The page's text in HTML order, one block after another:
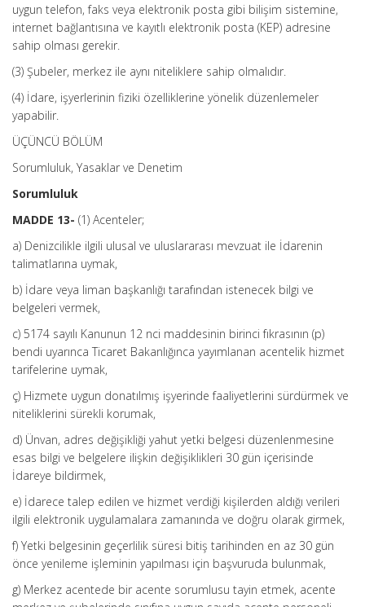
uygun telefon, faks veya elektronik posta gibi bilişim sistemine,
internet bağlantısına ve kayıtlı elektronik posta (KEP) adresine
sahip olması gerekir.
(3) Şubeler, merkez ile aynı niteliklere sahip olmalıdır.
(4) İdare, işyerlerinin fiziki özelliklerine yönelik düzenlemeler
yapabilir.
ÜÇÜNCÜ BÖLÜM
Sorumluluk, Yasaklar ve Denetim
Sorumluluk
MADDE 13- (1) Acenteler;
a) Denizcilikle ilgili ulusal ve uluslararası mevzuat ile İdarenin
talimatlarına uymak,
b) İdare veya liman başkanlığı tarafından istenecek bilgi ve
belgeleri vermek,
c) 5174 sayılı Kanunun 12 nci maddesinin birinci fıkrasının (p)
bendi uyarınca Ticaret Bakanlığınca yayımlanan acentelik hizmet
tarifelerine uymak,
ç) Hizmete uygun donatılmış işyerinde faaliyetlerini sürdürmek ve
niteliklerini sürekli korumak,
d) Ünvan, adres değişikliği yahut yetki belgesi düzenlenmesine
esas bilgi ve belgelere ilişkin değişiklikleri 30 gün içerisinde
İdareye bildirmek,
e) İdarece talep edilen ve hizmet verdiği kişilerden aldığı verileri
ilgili elektronik uygulamalara zamanında ve doğru olarak girmek,
f) Yetki belgesinin geçerlilik süresi bitiş tarihinden en az 30 gün
önce yenileme işleminin yapılması için başvuruda bulunmak,
g) Merkez acentede bir acente sorumlusu tayin etmek, acente